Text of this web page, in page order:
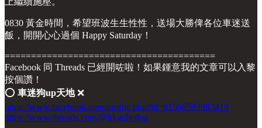
0830 黃金時間，希望班波生生性性，送場大勝俾各位車迷送
飯，開開心心過個 Happy Saturday！
========================================
Facebook 同 Threads 已經開咗啦！如果鍾意我的文章可以入黎
按個讚！
⭕️ 車迷狗up天地❌
https://www.facebook.com/profile.php?id=61566593983419
https://www.threads.com/@hkgchedog